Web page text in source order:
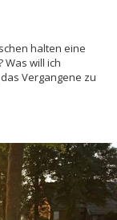
halten eine
Was will ich
Vergangene zu